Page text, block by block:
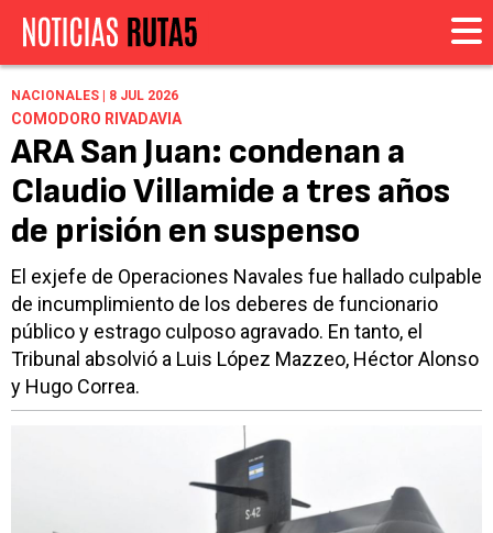
NACIONALES | 8 JUL 2026
COMODORO RIVADAVIA
ARA San Juan: condenan a
Claudio Villamide a tres años
de prisión en suspenso
El exjefe de Operaciones Navales fue hallado culpable
de incumplimiento de los deberes de funcionario
público y estrago culposo agravado. En tanto, el
Tribunal absolvió a Luis López Mazzeo, Héctor Alonso
y Hugo Correa.